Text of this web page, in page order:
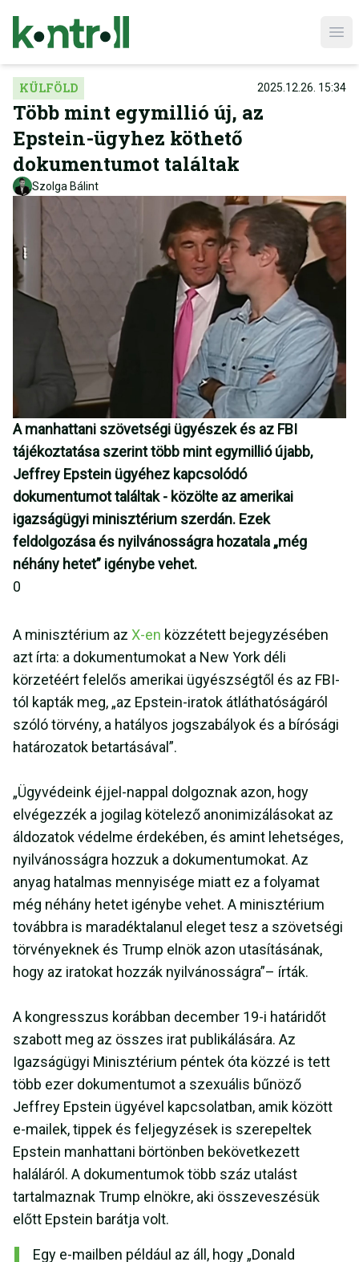
KÜLFÖLD 2025.12.26. 15:34
Több mint egymillió új, az
Epstein-ügyhez köthető
dokumentumot találtak
Szolga Bálint
A manhattani szövetségi ügyészek és az FBI
tájékoztatása szerint több mint egymillió újabb,
Jeffrey Epstein ügyéhez kapcsolódó
dokumentumot találtak - közölte az amerikai
igazságügyi minisztérium szerdán. Ezek
feldolgozása és nyilvánosságra hozatala „még
néhány hetet” igénybe vehet.
0
A minisztérium az X-en közzétett bejegyzésében
azt írta: a dokumentumokat a New York déli
körzetéért felelős amerikai ügyészségtől és az FBI-
tól kapták meg, „az Epstein-iratok átláthatóságáról
szóló törvény, a hatályos jogszabályok és a bírósági
határozatok betartásával”.
„Ügyvédeink éjjel-nappal dolgoznak azon, hogy
elvégezzék a jogilag kötelező anonimizálásokat az
áldozatok védelme érdekében, és amint lehetséges,
nyilvánosságra hozzuk a dokumentumokat. Az
anyag hatalmas mennyisége miatt ez a folyamat
még néhány hetet igénybe vehet. A minisztérium
továbbra is maradéktalanul eleget tesz a szövetségi
törvényeknek és Trump elnök azon utasításának,
hogy az iratokat hozzák nyilvánosságra”– írták.
A kongresszus korábban december 19-i határidőt
szabott meg az összes irat publikálására. Az
Igazságügyi Minisztérium péntek óta közzé is tett
több ezer dokumentumot a szexuális bűnöző
Jeffrey Epstein ügyével kapcsolatban, amik között
e-mailek, tippek és feljegyzések is szerepeltek
Epstein manhattani börtönben bekövetkezett
haláláról. A dokumentumok több száz utalást
tartalmaznak Trump elnökre, aki összeveszésük
előtt Epstein barátja volt.
Egy e-mailben például az áll, hogy „Donald